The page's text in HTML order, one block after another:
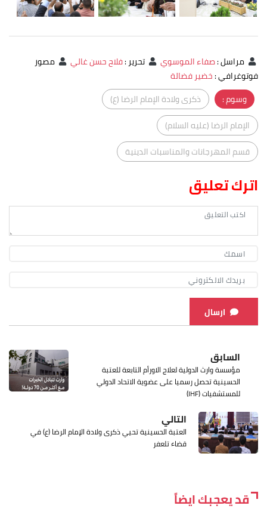
مراسل:صفاء الموسوي تحرير:فلاح حسن غالي
مصور
فوتوغرافي:خضير فضالة
وسوم :
ذكرى ولادة الإمام الرضا (ع)
الإمام الرضا (عليه السلام)
قسم المهرجانات والمناسبات الدينية
اترك تعليق
ارسال
السابق
مؤسسة وارث الدولية لعلاج الاورأم التابعة للعتبة
الحسينية تحصل رسميا على عضوية الاتحاد الدولي
للمستشفيات (IHF)
التالي
العتبة الحسينية تحيي ذكرى ولادة الإمام الرضا (ع) في
قضاء تلعفر
قد يعجبك ايضاً